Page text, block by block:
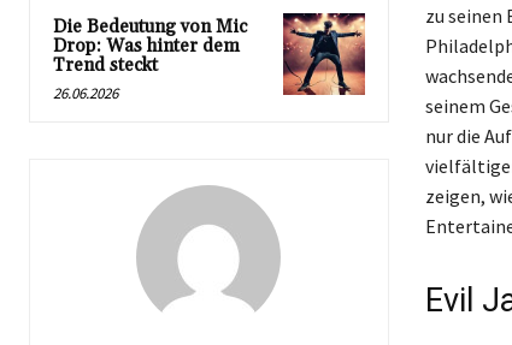
Die Bedeutung von Mic
Drop: Was hinter dem
Trend steckt
26.06.2026
zu seinen
seinem
nur die
zeigen,
Evil